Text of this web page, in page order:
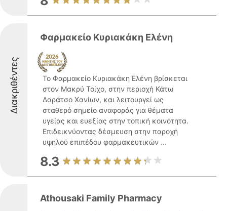
Διακριθέντες
Φαρμακείο Κυριακάκη Ελένη
Το Φαρμακείο Κυριακάκη Ελένη βρίσκεται
στον Μακρύ Τοίχο, στην περιοχή Κάτω
Δαράτσο Χανίων, και λειτουργεί ως
σταθερό σημείο αναφοράς για θέματα
υγείας και ευεξίας στην τοπική κοινότητα.
Επιδεικνύοντας δέσμευση στην παροχή
υψηλού επιπέδου φαρμακευτικών ...
8.3
Athousaki Family Pharmacy